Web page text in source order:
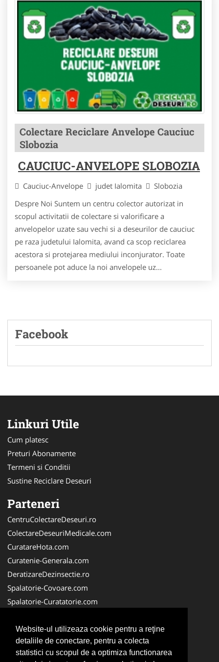
Website-ul utilizeaza cookie pentru a reţine
detaliile de conectare, pentru a colecta
statistici cu scopul de a optimiza functionarea
Colectare Reciclare Anvelope Cauciuc
Slobozia
CAUCIUC-ANVELOPE SLOBOZIA
Cauciuc-Anvelope judet Ialomita
Slobozia
Despre Noi Suntem un centru colector autorizat in
scopul activitatii de colectare si valorificare a
anvelopelor uzate sau vechi si a deseurilor de cauciuc
pe raza judetului Ialomita, avand ca scop reciclarea
acestora si protejarea mediului inconjurator. Toate
persoanele pot aduce la noi anvelopele uz...
Facebook
Linkuri Utile
Cum platesc
Preturi Abonamente
Termeni si Conditii
Sustine Reciclare Deseuri
Parteneri
CentruColectareDeseuri.ro
ColectareDeseuriMedicale.com
CuratareHota.com
Curatenie-Generala.com
DeratizareDezinsectie.ro
Spalatorie-Covoare.com
Spalatorie-Curatatorie.com
FirmaDeratizare.ro
Service-Reparatii.com
Servicii-DDD.com